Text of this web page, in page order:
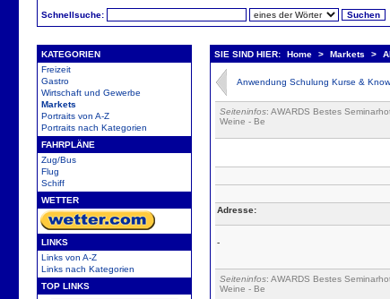
Schnellsuche:
KATEGORIEN
Freizeit
Gastro
Wirtschaft und Gewerbe
Markets
Portraits von A-Z
Portraits nach Kategorien
FAHRPLÄNE
Zug/Bus
Flug
Schiff
WETTER
LINKS
Links von A-Z
Links nach Kategorien
TOP LINKS
SIE SIND HIER: Home > Markets >
Anwendung Schulung Kurse &
Seiteninfos: AWARDS Bestes
Weine - Be
Adresse:
-
Seiteninfos: AWARDS Bestes
Weine - Be